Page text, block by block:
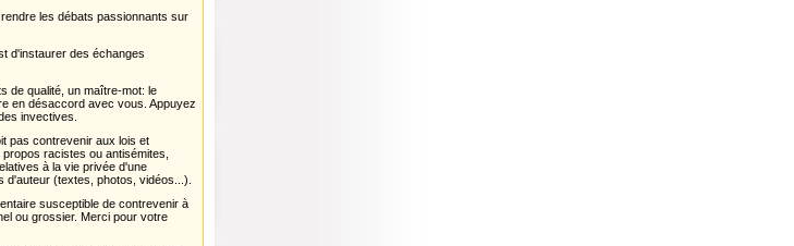
les débats passionnants sur
d'instaurer des échanges
de qualité, un maître-mot: le
en désaccord avec vous. Appuyez
invectives.
pas contrevenir aux lois et
racistes ou antisémites,
à la vie privée d'une
(textes, photos, vidéos...).
susceptible de contrevenir à
ou grossier. Merci pour votre